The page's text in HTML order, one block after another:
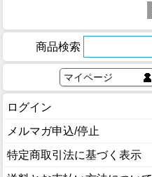
商品検索
マイページ
ログイン
メルマガ申込/停止
特定商取引法に基づく表示